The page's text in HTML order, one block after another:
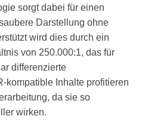
sorgt dabei für einen
Darstellung ohne
wird dies durch ein
von 250.000:1, das für
differenzierte
kompatible Inhalte profitieren
da sie so
wirken.